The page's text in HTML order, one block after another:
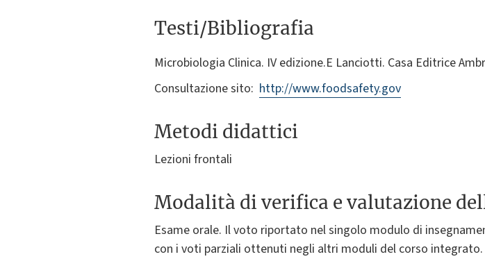
Testi/Bibliografia
Microbiologia Clinica. IV edizione.E Lanciotti. Casa Editrice
Consultazione sito: http://www.foodsafety.gov
Metodi didattici
Lezioni frontali
Modalità di verifica e valutazione
Esame orale. Il voto riportato nel singolo modulo di
con i voti parziali ottenuti negli altri moduli del corso integrato.